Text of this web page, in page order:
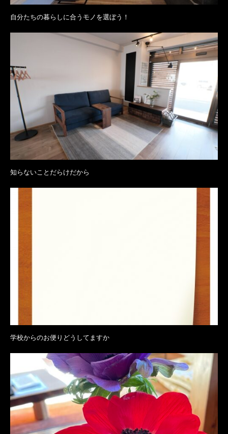
自分たちの暮らしに合うモノを選ぼう！
知らないことだらけだから
学校からのお便りどうしてますか